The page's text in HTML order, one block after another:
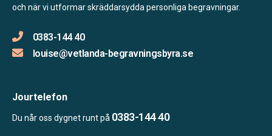
och när vi utformar skräddarsydda personliga begravningar.
0383-144 40
louise@vetlanda-begravningsbyra.se
Jourtelefon
Du når oss dygnet runt på 0383-144 40